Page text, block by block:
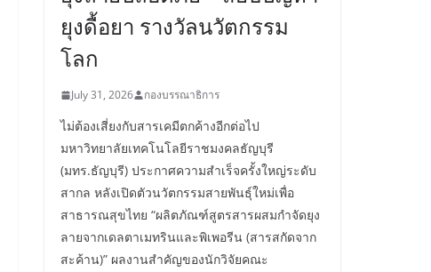
ยุงดื้อยา รางวัลนวัตกรรม
โลก
July 31, 2026 กองบรรณาธิการ
ไม่ต้องเสี่ยงกับสารเคมีตกค้างอีกต่อไป
มหาวิทยาลัยเทคโนโลยีราชมงคลธัญบุรี
(มทร.ธัญบุรี) ประกาศความสำเร็จครั้งใหญ่ระดับ
สากล หลังเปิดตัวนวัตกรรมสายพันธุ์ใหม่เพื่อ
สาธารณสุขไทย “ผลิตภัณฑ์สูตรสารผสมกำจัดยุง
ลายจากเดลตาเมทรินและพิเพอรีน (สารสกัดจาก
สะค้าน)” ผลงานสำคัญของนักวิจัยคณะ